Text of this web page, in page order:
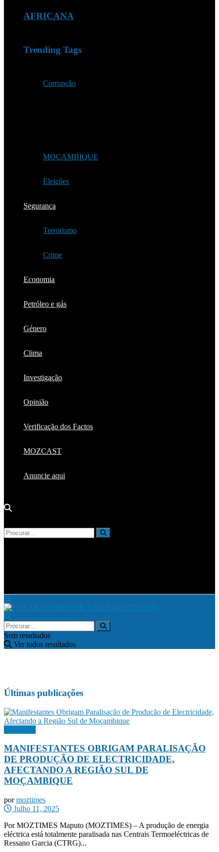
AFRICANA
Trending Tags
Corrupção
MOÇAMBIQUE
Eleições
Segurança
Terrorismo
Crime
Economia
Petróleo e gás
Género
Clima
Investigação
Opinião
Verificação dos Factos
MOZCAST
Anuncie aqui
Sem resultados
Ver todos resultados
Últimas publicações
MANIFESTANTES OBRIGAM PARALISAÇÃO
DE PRODUÇÃO DE ELECTRICIDADE,
AFECTANDO A REGIÃO SUL DE
MOÇAMBIQUE
por moztimes
Julho 11, 2025
Por MOZTIMES Maputo (MOZTIMES) – A produção de energia
eléctrica está totalmente paralisada nas Centrais Termoeléctricas de
Ressano Garcia (CTRG)...